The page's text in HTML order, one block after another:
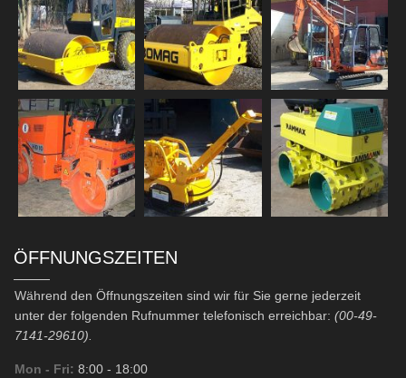
ÖFFNUNGSZEITEN
Während den Öffnungszeiten sind wir für Sie gerne jederzeit
unter der folgenden Rufnummer telefonisch erreichbar: (00-49-
7141-29610).
Mon - Fri: 8:00 - 18:00